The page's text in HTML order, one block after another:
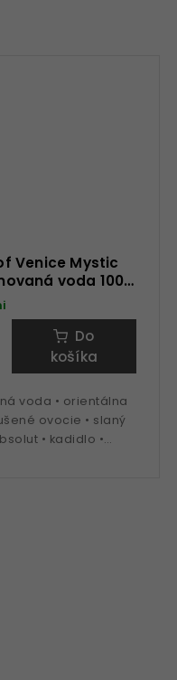
Venice Mystic
voda 100
Do
košíka
voda • orientálna
ovocie • slaný
• kadidlo •